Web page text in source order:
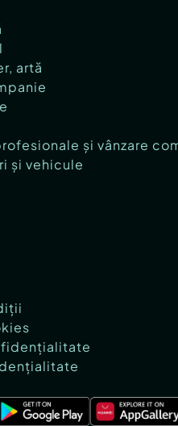
artă
și vânzare
și vehicule